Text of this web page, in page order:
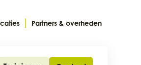
Partners & overheden